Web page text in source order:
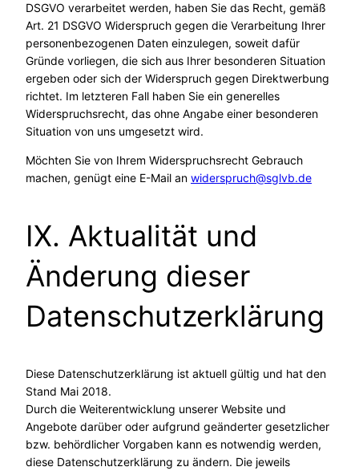
DSGVO verarbeitet werden, haben Sie das Recht, gemäß
Art. 21 DSGVO Widerspruch gegen die Verarbeitung Ihrer
personenbezogenen Daten einzulegen, soweit dafür
Gründe vorliegen, die sich aus Ihrer besonderen Situation
ergeben oder sich der Widerspruch gegen Direktwerbung
richtet. Im letzteren Fall haben Sie ein generelles
Widerspruchsrecht, das ohne Angabe einer besonderen
Situation von uns umgesetzt wird.
Möchten Sie von Ihrem Widerspruchsrecht Gebrauch
machen, genügt eine E-Mail an widerspruch@sglvb.de
IX. Aktualität und
Änderung dieser
Datenschutzerklärung
Diese Datenschutzerklärung ist aktuell gültig und hat den
Stand Mai 2018.
Durch die Weiterentwicklung unserer Website und
Angebote darüber oder aufgrund geänderter gesetzlicher
bzw. behördlicher Vorgaben kann es notwendig werden,
diese Datenschutzerklärung zu ändern. Die jeweils